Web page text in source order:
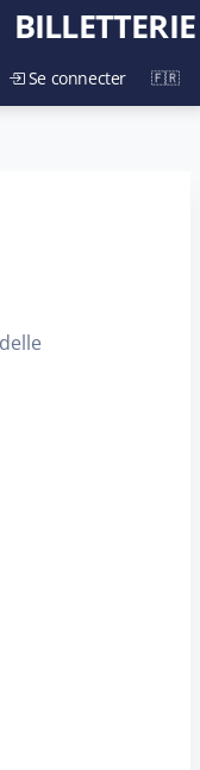
BILLETTERIE
Se connecter